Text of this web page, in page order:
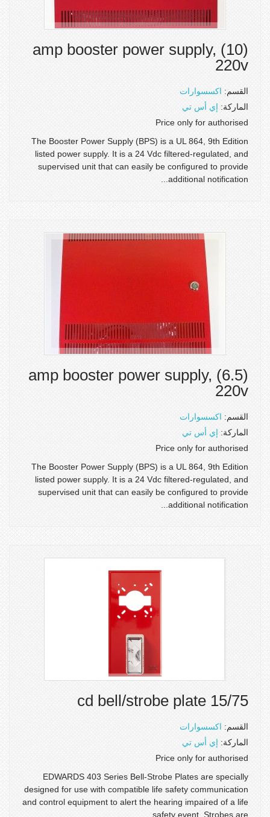
(10) amp booster power supply,
220v
القسم: اكسسوارات
الماركة: إي أس تي
Price only for authorised
The Booster Power Supply (BPS) is a UL 864, 9th Edition
listed power supply. It is a 24 Vdc filtered-regulated, and
supervised unit that can easily be configured to provide
additional notification...
(6.5) amp booster power supply,
220v
القسم: اكسسوارات
الماركة: إي أس تي
Price only for authorised
The Booster Power Supply (BPS) is a UL 864, 9th Edition
listed power supply. It is a 24 Vdc filtered-regulated, and
supervised unit that can easily be configured to provide
additional notification...
15/75 cd bell/strobe plate
القسم: اكسسوارات
الماركة: إي أس تي
Price only for authorised
EDWARDS 403 Series Bell-Strobe Plates are specially
designed for use with compatible life safety communication
and control equipment to alert the hearing impaired of a life
safety event. Strobes are...